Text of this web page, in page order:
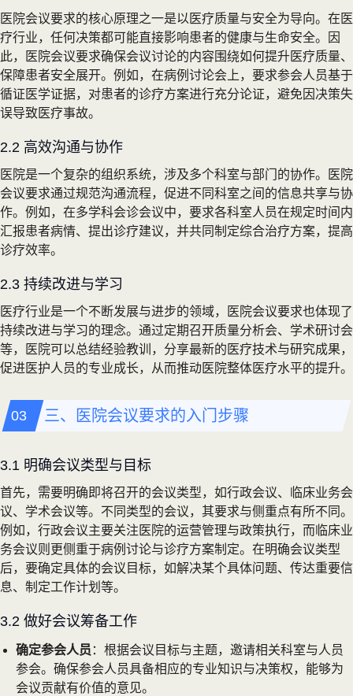
医院会议要求的核心原理之一是以医疗质量与安全为导向。在医
疗行业，任何决策都可能直接影响患者的健康与生命安全。因
此，医院会议要求确保会议讨论的内容围绕如何提升医疗质量、
保障患者安全展开。例如，在病例讨论会上，要求参会人员基于
循证医学证据，对患者的诊疗方案进行充分论证，避免因决策失
误导致医疗事故。
2.2 高效沟通与协作
医院是一个复杂的组织系统，涉及多个科室与部门的协作。医院
会议要求通过规范沟通流程，促进不同科室之间的信息共享与协
作。例如，在多学科会诊会议中，要求各科室人员在规定时间内
汇报患者病情、提出诊疗建议，并共同制定综合治疗方案，提高
诊疗效率。
2.3 持续改进与学习
医疗行业是一个不断发展与进步的领域，医院会议要求也体现了
持续改进与学习的理念。通过定期召开质量分析会、学术研讨会
等，医院可以总结经验教训，分享最新的医疗技术与研究成果，
促进医护人员的专业成长，从而推动医院整体医疗水平的提升。
三、医院会议要求的入门步骤
3.1 明确会议类型与目标
首先，需要明确即将召开的会议类型，如行政会议、临床业务会
议、学术会议等。不同类型的会议，其要求与侧重点有所不同。
例如，行政会议主要关注医院的运营管理与政策执行，而临床业
务会议则更侧重于病例讨论与诊疗方案制定。在明确会议类型
后，要确定具体的会议目标，如解决某个具体问题、传达重要信
息、制定工作计划等。
3.2 做好会议筹备工作
确定参会人员 ：根据会议目标与主题，邀请相关科室与人员
参会。确保参会人员具备相应的专业知识与决策权，能够为
会议贡献有价值的意见。